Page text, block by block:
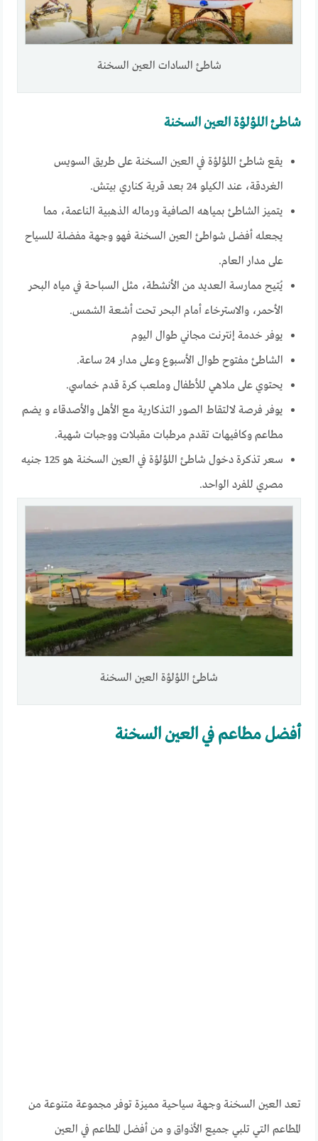
شاطئ السادات العين السخنة
شاطئ اللؤلؤة العين السخنة
يقع شاطئ اللؤلؤة في العين السخنة على طريق السويس
الغردقة، عند الكيلو 24 بعد قرية كناري بيتش.
يتميز الشاطئ بمياهه الصافية ورماله الذهبية الناعمة، مما
يجعله أفضل شواطئ العين السخنة فهو وجهة مفضلة للسياح
على مدار العام.
يُتيح ممارسة العديد من الأنشطة، مثل السباحة في مياه البحر
الأحمر، والاسترخاء أمام البحر تحت أشعة الشمس.
يوفر خدمة إنترنت مجاني طوال اليوم
الشاطئ مفتوح طوال الأسبوع وعلى مدار 24 ساعة.
يحتوي على ملاهي للأطفال وملعب كرة قدم خماسي.
يوفر فرصة لالتقاط الصور التذكارية مع الأهل والأصدقاء و يضم
مطاعم وكافيهات تقدم مرطبات مقبلات ووجبات شهية.
سعر تذكرة دخول شاطئ اللؤلؤة في العين السخنة هو 125 جنيه
مصري للفرد الواحد.
شاطئ اللؤلؤة العين السخنة
أفضل مطاعم في العين السخنة
تعد العين السخنة وجهة سياحية مميزة توفر مجموعة متنوعة من
المطاعم التي تلبي جميع الأذواق و من أفضل المطاعم في العين